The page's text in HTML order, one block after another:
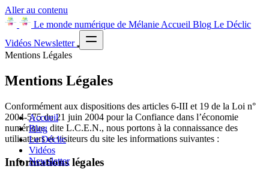
Aller au contenu
Le monde numérique de Mélanie Accueil Blog Le Déclic
Vidéos Newsletter
Accueil
Blog
Le Déclic
Vidéos
Newsletter
Mentions Légales
Mentions Légales
Conformément aux dispositions des articles 6-III et 19 de la Loi n°
2004-575 du 21 juin 2004 pour la Confiance dans l’économie
numérique, dite L.C.E.N., nous portons à la connaissance des
utilisateurs et visiteurs du site les informations suivantes :
Informations légales